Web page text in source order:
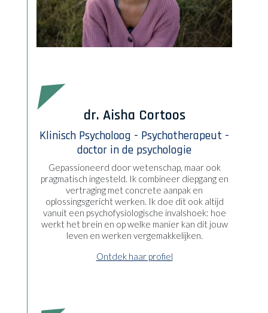
dr. Aisha Cortoos
Klinisch Psycholoog - Psychotherapeut -
doctor in de psychologie
Gepassioneerd door wetenschap, maar ook
pragmatisch ingesteld. Ik combineer diepgang en
vertraging met concrete aanpak en
oplossingsgericht werken. Ik doe dit ook altijd
vanuit een psychofysiologische invalshoek: hoe
werkt het brein en op welke manier kan dit jouw
leven en werken vergemakkelijken.
Ontdek haar profiel